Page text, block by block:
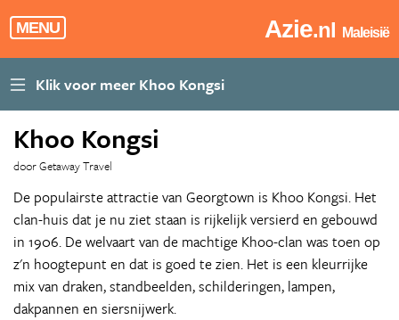
MENU Azie.nl Maleisië
Khoo Kongsi
door Getaway Travel
De populairste attractie van Georgtown is Khoo Kongsi. Het
clan-huis dat je nu ziet staan is rijkelijk versierd en gebouwd
in 1906. De welvaart van de machtige Khoo-clan was toen op
z'n hoogtepunt en dat is goed te zien. Het is een kleurrijke
mix van draken, standbeelden, schilderingen, lampen,
dakpannen en siersnijwerk.